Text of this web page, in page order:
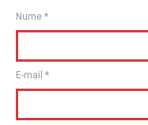
Nume *
E-mail *